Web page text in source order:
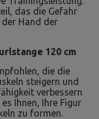
das die Gefahr
Hand der
120 cm
die die
steigern und
verbessern
Ihnen, Ihre Figur
zu formen.